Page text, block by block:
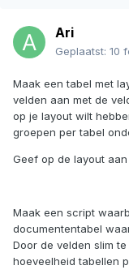
Ari
Geplaatst: 10
Maak een tabel met
velden aan met de
op je layout wilt
groepen per tabel
Geef op de layout
Maak een script
documententabel
Door de velden slim
hoeveelheid tabellen